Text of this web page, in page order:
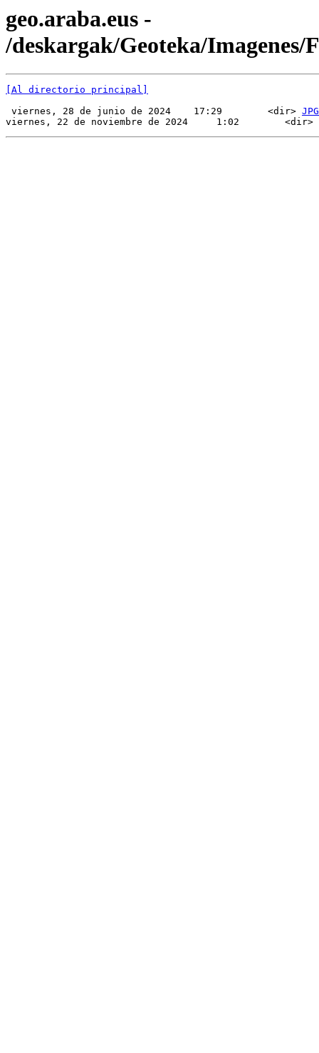
geo.araba.eus -
/deskargak/Geoteka/Imagenes/
[Al directorio principal]
viernes, 28 de junio de 2024    17:29        <dir> JPG
viernes, 22 de noviembre de 2024     1:02        <dir>